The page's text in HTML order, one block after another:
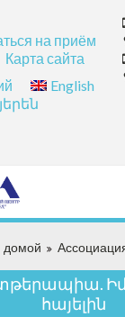
на приём
Карта сайта
English
домой
Իմ
հայելին